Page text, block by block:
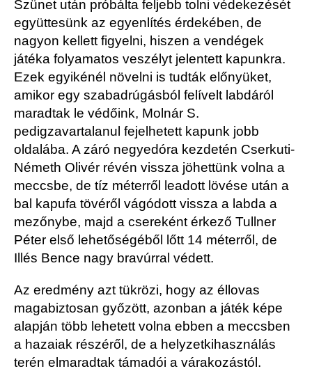
Szünet után próbálta feljebb tolni védekezését
együttesünk az egyenlítés érdekében, de
nagyon kellett figyelni, hiszen a vendégek
játéka folyamatos veszélyt jelentett kapunkra.
Ezek egyikénél növelni is tudták előnyüket,
amikor egy szabadrúgásból felívelt labdáról
maradtak le védőink, Molnár S.
pedigzavartalanul fejelhetett kapunk jobb
oldalába. A záró negyedóra kezdetén Cserkuti-
Németh Olivér révén vissza jöhettünk volna a
meccsbe, de tíz méterről leadott lövése után a
bal kapufa tövéről vágódott vissza a labda a
mezőnybe, majd a csereként érkező Tullner
Péter első lehetőségéből lőtt 14 méterről, de
Illés Bence nagy bravúrral védett.
Az eredmény azt tükrözi, hogy az éllovas
magabiztosan győzött, azonban a játék képe
alapján több lehetett volna ebben a meccsben
a hazaiak részéről, de a helyzetkihasználás
terén elmaradtak támadói a várakozástól.